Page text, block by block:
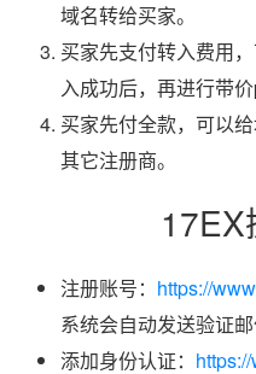
域名转给买家。
买家先支付转入费用
入成功后，再进行带价
买家先付全款，可以
其它注册商。
17EX
注册账号： https://
系统会自动发送验证
添加身份认证：